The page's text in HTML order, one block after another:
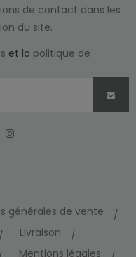
de contact dans les
du site.
et la politique de
YouTube
générales de vente
Livraison
Mentions légales